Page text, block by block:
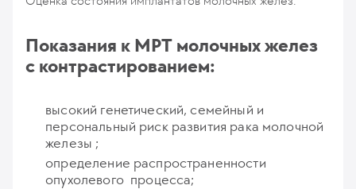
Показания к МРТ молочных желез
с контрастированием:
высокий генетический, семейный и
персональный риск развития рака молочной
железы ;
определение распространенности
опухолевого процесса;